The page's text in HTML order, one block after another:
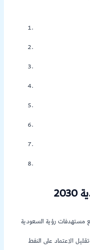
مستهدفات رؤية السعودية